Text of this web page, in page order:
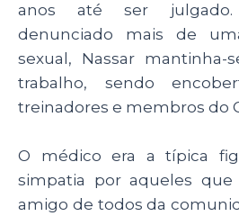
anos até ser julgado.
denunciado mais de
sexual, Nassar
trabalho, sendo
treinadores e membros do
O médico era a típica
simpatia por aqueles que
amigo de todos da